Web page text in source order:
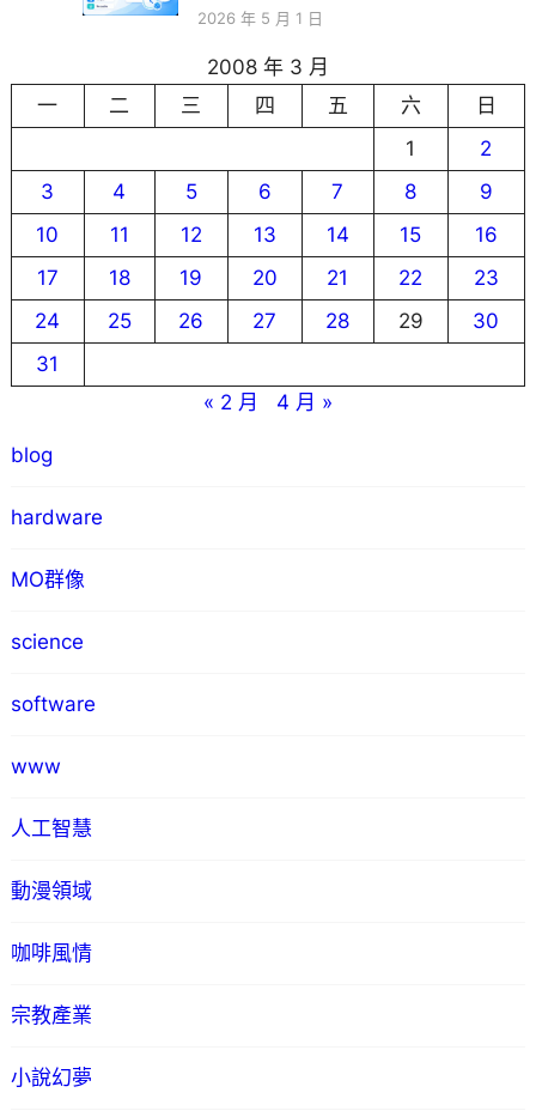
2026 年 5 月 1 日
2008 年 3 月
一
二 三 四 五 六
日
1
2
3
4 5 6 7 8
9
10
11 12 13 14 15
16
17
18 19 20 21 22
23
24
25 26 27 28 29
30
31
« 2 月
4 月 »
blog
hardware
MO群像
science
software
www
人工智慧
動漫領域
咖啡風情
宗教產業
小說幻夢